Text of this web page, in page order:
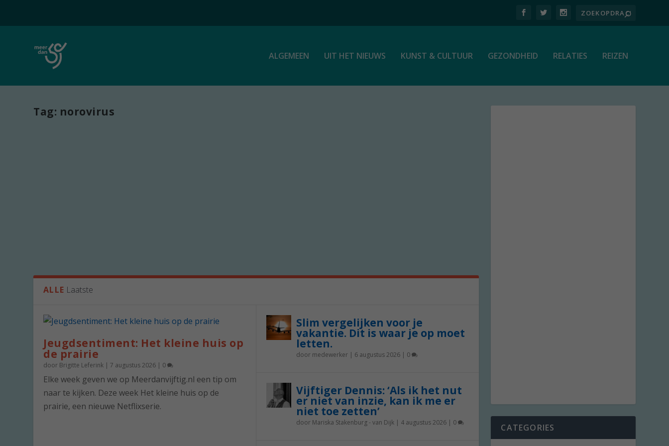
ALGEMEEN UIT HET NIEUWS KUNST & CULTUUR GEZONDHEID RELATIES REIZEN
Tag: norovirus
ALLE Laatste
Jeugdsentiment: Het kleine huis op
de prairie
door Brigitte Leferink |7 augustus 2026 | 0
Elke week geven we op Meerdanvijftig.nl een tip om
naar te kijken. Deze week Het kleine huis op de
prairie, een nieuwe Netflixserie.
Slim vergelijken voor je
vakantie. Dit is waar je op moet
letten.
door medewerker| 6 augustus 2026| 0
Vijftiger Dennis: ‘Als ik het nut
er niet van inzie, kan ik me er
niet toe zetten’
door Mariska Stakenburg - van Dijk| 4 augustus 2026| 0 CATEGORIES